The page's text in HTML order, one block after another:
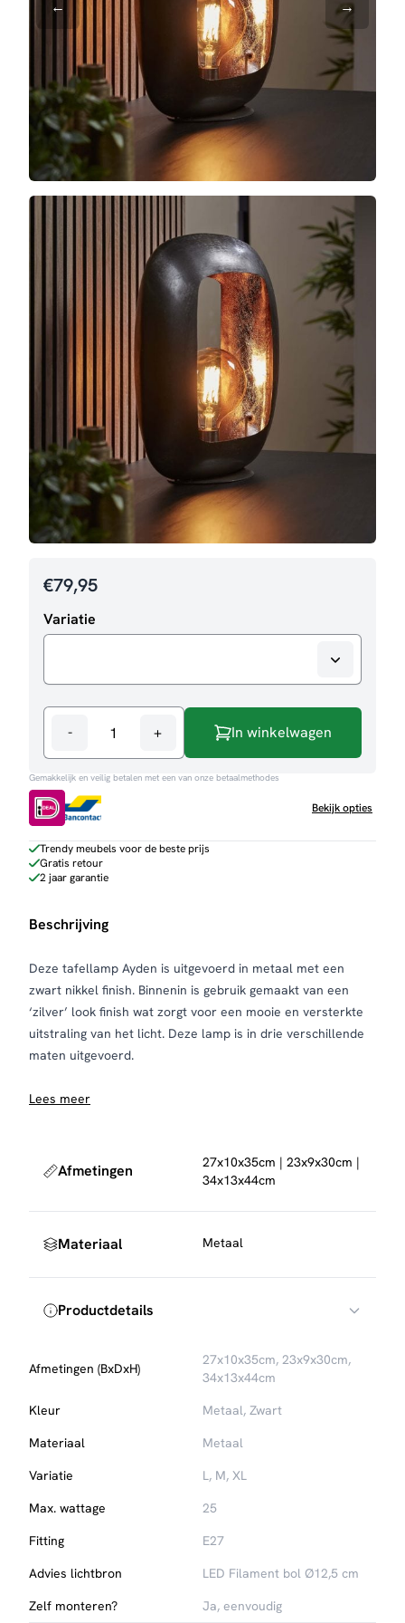
€79,95
Variatie
-
Ayden
aantal
+ In winkelwagen
Gemakkelijk en veilig betalen met een van onze betaalmethodes
Bekijk opties
Trendy meubels voor de beste prijs
Gratis retour
2 jaar garantie
Beschrijving
Deze tafellamp Ayden is uitgevoerd in metaal met een
zwart nikkel finish. Binnenin is gebruik gemaakt van een
‘zilver’ look finish wat zorgt voor een mooie en versterkte
uitstraling van het licht. Deze lamp is in drie verschillende
maten uitgevoerd.
Lees meer
Afmetingen
27x10x35cm | 23x9x30cm |
34x13x44cm
Materiaal Metaal
Productdetails
Afmetingen (BxDxH)
27x10x35cm, 23x9x30cm,
34x13x44cm
Kleur
Metaal, Zwart
Materiaal
Metaal
Variatie
L, M, XL
Max. wattage
25
Fitting
E27
Advies lichtbron
LED Filament bol Ø12,5 cm
Zelf monteren?
Ja, eenvoudig